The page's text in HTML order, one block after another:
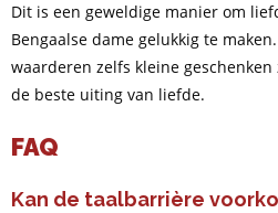
Dit is een geweldige manier om
Bengaalse dame gelukkig te
waarderen zelfs kleine
de beste uiting van liefde.
FAQ
Kan de taalbarrière